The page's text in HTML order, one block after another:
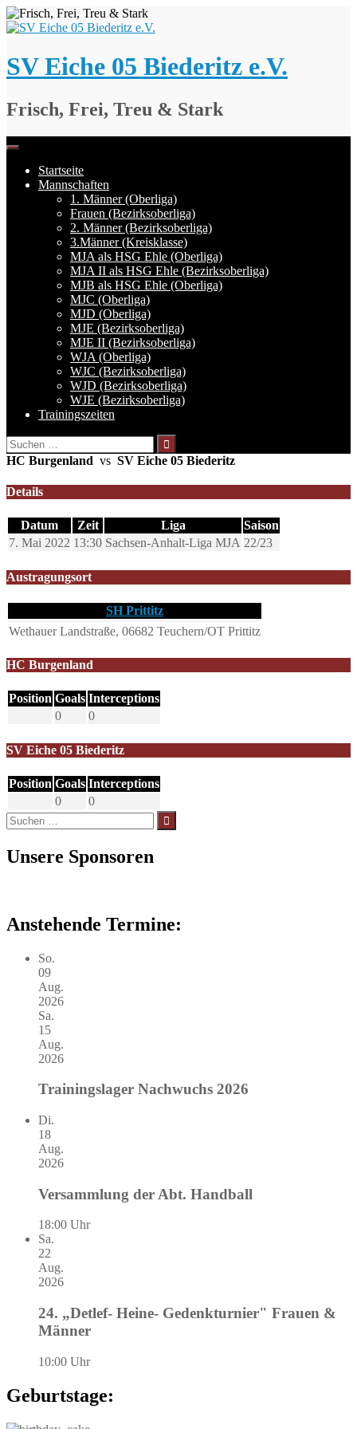
Springe
zum
SV Eiche 05 Biederitz e.V.
Frisch, Frei, Treu & Stark
Startseite
Mannschaften
1. Männer (Oberliga)
Frauen (Bezirksoberliga)
2. Männer (Bezirksoberliga)
3.Männer (Kreisklasse)
MJA als HSG Ehle (Oberliga)
MJA II als HSG Ehle (Bezirksoberliga)
MJB als HSG Ehle (Oberliga)
MJC (Oberliga)
MJD (Oberliga)
MJE (Bezirksoberliga)
MJE II (Bezirksoberliga)
WJA (Oberliga)
WJC (Bezirksoberliga)
WJD (Bezirksoberliga)
WJE (Bezirksoberliga)
Trainingszeiten
Suchen
nach:
HC Burgenland vs SV Eiche 05 Biederitz
Details
Datum Zeit Liga
Saison
7. Mai 2022 13:30 Sachsen-Anhalt-Liga MJA 22/23
Austragungsort
SH Prittitz
Wethauer Landstraße, 06682 Teuchern/OT Prittitz
HC Burgenland
Position Goals Interceptions
0
0
SV Eiche 05 Biederitz
Position Goals Interceptions
0
0
Suchen
nach:
Unsere Sponsoren
Anstehende Termine:
So.
09
Aug.
2026
Sa.
15
Aug.
2026
Trainingslager Nachwuchs 2026
Di.
18
Aug.
2026
Versammlung der Abt. Handball
18:00 Uhr
Sa.
22
Aug.
2026
24. „Detlef- Heine- Gedenkturnier" Frauen &
Männer
10:00 Uhr
Geburtstage: